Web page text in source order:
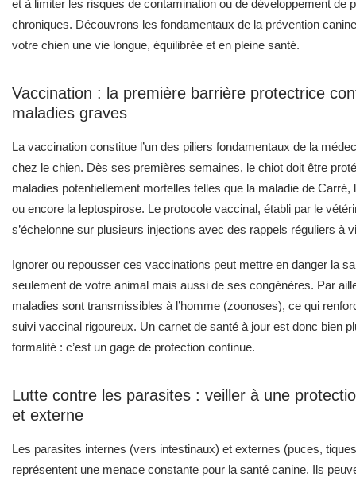
et à limiter les risques de contamination ou de développement de
chroniques. Découvrons les fondamentaux de la prévention
votre chien une vie longue, équilibrée et en pleine santé.
Vaccination : la première barrière protectrice
maladies graves
La vaccination constitue l’un des piliers fondamentaux de la
chez le chien. Dès ses premières semaines, le chiot doit être
maladies potentiellement mortelles telles que la maladie de Carré,
ou encore la leptospirose. Le protocole vaccinal, établi par le
s’échelonne sur plusieurs injections avec des rappels réguliers à
Ignorer ou repousser ces vaccinations peut mettre en danger la
seulement de votre animal mais aussi de ses congénères. Par
maladies sont transmissibles à l’homme (zoonoses), ce qui
suivi vaccinal rigoureux. Un carnet de santé à jour est donc bien
formalité : c’est un gage de protection continue.
Lutte contre les parasites : veiller à une
et externe
Les parasites internes (vers intestinaux) et externes (puces,
représentent une menace constante pour la santé canine. Ils